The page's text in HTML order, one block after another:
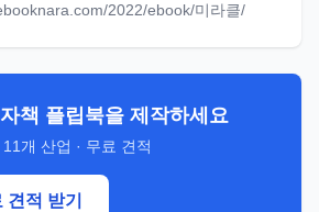
2022/ebook/미라클/
책 플립북을 제작하세요
11 개 산업 · 무료 견적
견적 받기